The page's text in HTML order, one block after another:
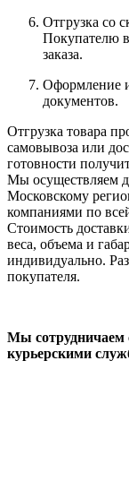
Отгрузка со
Покупателю
заказа.
Оформление
документов.
Отгрузка товара
самовывоза или
готовности
Мы осуществляем
Московскому
компаниями по
Стоимость
веса, объема и
индивидуально.
покупателя.
Мы сотрудничаем
курьерскими